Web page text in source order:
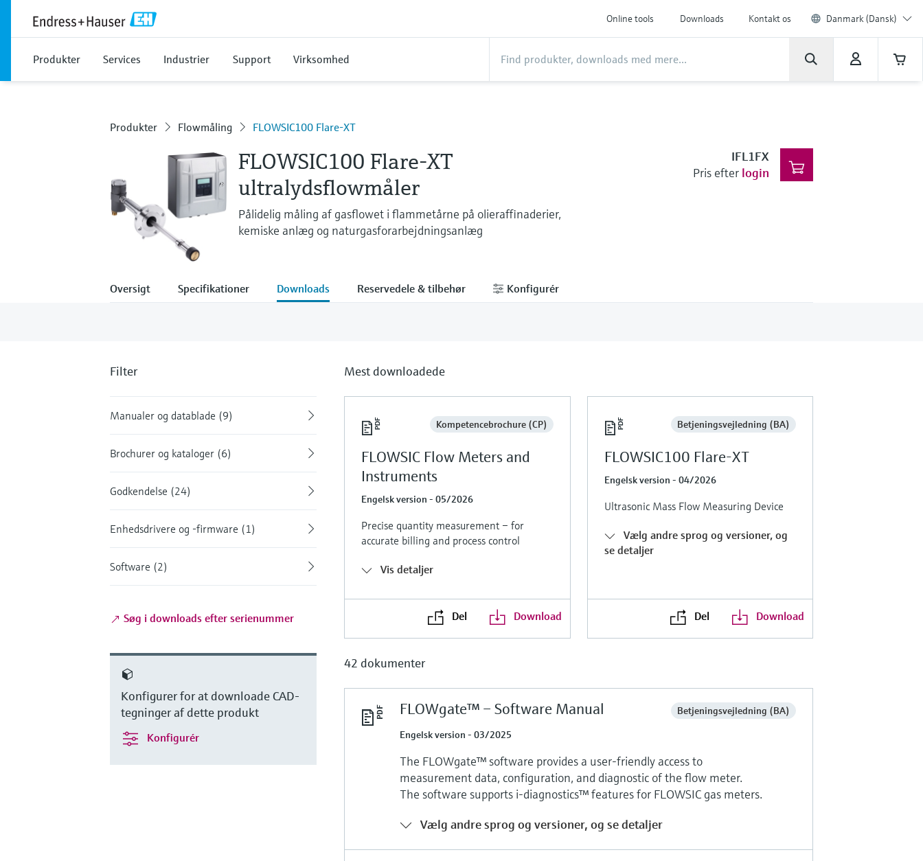
Online tools Downloads Kontakt os Danmark (Dansk)
Produkter Services Industrier Support Virksomhed
Produkter Flowmåling FLOWSIC100 Flare-XT
FLOWSIC100 Flare-XT
ultralydsflowmåler
Pålidelig måling af gasflowet i flammetårne på olieraffinaderier,
kemiske anlæg og naturgasforarbejdningsanlæg
IFL1FX
Pris efter login
Oversigt Specifikationer Downloads Reservedele & tilbehør Konfigurér
Filter
Manualer og datablade (9)
Brochurer og kataloger (6)
Godkendelse (24)
Enhedsdrivere og -firmware (1)
Software (2)
Søg i downloads efter serienummer
Konfigurer for at downloade CAD-
tegninger af dette produkt
Konfigurér
Mest downloadede
Kompetencebrochure (CP)
FLOWSIC Flow Meters and
Instruments
Engelsk version - 05/2026
Precise quantity measurement – for
accurate billing and process control
Vis detaljer
Del Download
Betjeningsvejledning (BA)
FLOWSIC100 Flare-XT
Engelsk version - 04/2026
Ultrasonic Mass Flow Measuring Device
Vælg andre sprog og versioner, og
se detaljer
Del Download
42 dokumenter
FLOWgate™ – Software Manual
Betjeningsvejledning (BA)
Engelsk version - 03/2025
The FLOWgate™ software provides a user-friendly access to
measurement data, configuration, and diagnostic of the flow meter.
The software supports i-diagnostics™ features for FLOWSIC gas meters.
Vælg andre sprog og versioner, og se detaljer